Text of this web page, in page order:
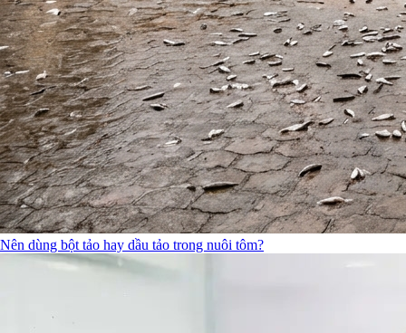
Nên dùng bột tảo hay dầu tảo trong nuôi tôm?